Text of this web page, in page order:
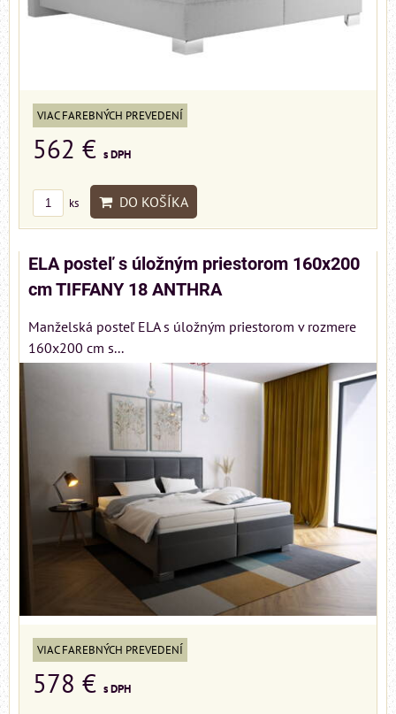
VIAC FAREBNÝCH PREVEDENÍ
562 € s DPH
ks DO KOŠÍKA
ELA posteľ s úložným priestorom 160x200
cm TIFFANY 18 ANTHRA
Manželská posteľ ELA s úložným priestorom v rozmere
160x200 cm s...
VIAC FAREBNÝCH PREVEDENÍ
578 € s DPH